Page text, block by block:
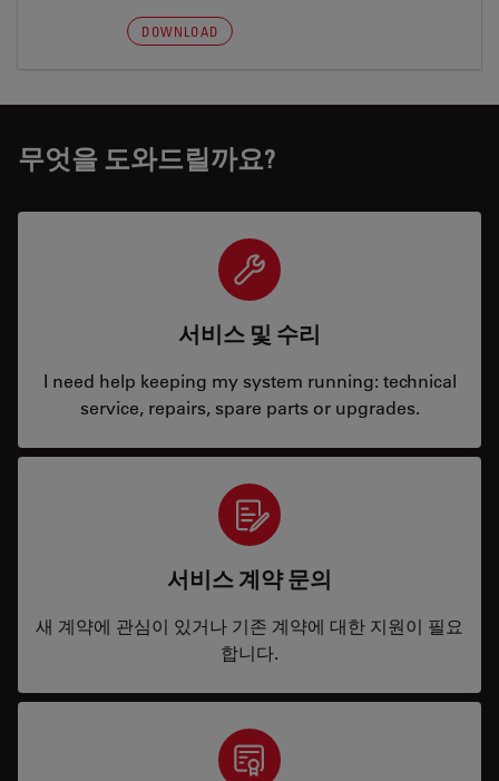
DOWNLOAD
무엇을 도와드릴까요?
서비스 및 수리
I need help keeping my system running: technical
service, repairs, spare parts or upgrades.
서비스 계약 문의
새 계약에 관심이 있거나 기존 계약에 대한 지원이 필요
합니다.